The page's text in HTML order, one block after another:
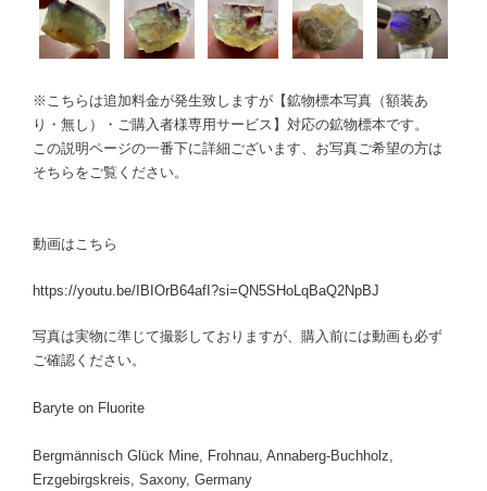
※こちらは追加料金が発生致しますが【鉱物標本写真（額装あ
り・無し）・ご購入者様専用サービス】対応の鉱物標本です。
この説明ページの一番下に詳細ございます、お写真ご希望の方は
そちらをご覧ください。
動画はこちら
https://youtu.be/IBIOrB64afI?si=QN5SHoLqBaQ2NpBJ
写真は実物に準じて撮影しておりますが、購入前には動画も必ず
ご確認ください。
Baryte on Fluorite
Bergmännisch Glück Mine, Frohnau, Annaberg-Buchholz,
Erzgebirgskreis, Saxony, Germany